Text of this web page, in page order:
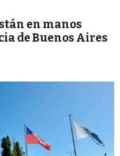
en manos
de Buenos Aires